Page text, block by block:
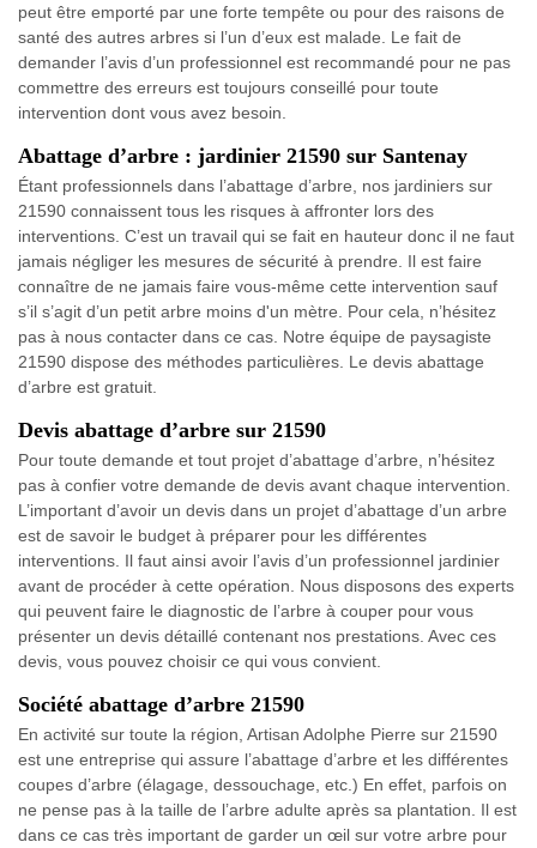
peut être emporté par une forte tempête ou pour des raisons de
santé des autres arbres si l’un d’eux est malade. Le fait de
demander l’avis d’un professionnel est recommandé pour ne pas
commettre des erreurs est toujours conseillé pour toute
intervention dont vous avez besoin.
Abattage d’arbre : jardinier 21590 sur Santenay
Étant professionnels dans l’abattage d’arbre, nos jardiniers sur
21590 connaissent tous les risques à affronter lors des
interventions. C’est un travail qui se fait en hauteur donc il ne faut
jamais négliger les mesures de sécurité à prendre. Il est faire
connaître de ne jamais faire vous-même cette intervention sauf
s’il s’agit d’un petit arbre moins d'un mètre. Pour cela, n’hésitez
pas à nous contacter dans ce cas. Notre équipe de paysagiste
21590 dispose des méthodes particulières. Le devis abattage
d’arbre est gratuit.
Devis abattage d’arbre sur 21590
Pour toute demande et tout projet d’abattage d’arbre, n’hésitez
pas à confier votre demande de devis avant chaque intervention.
L’important d’avoir un devis dans un projet d’abattage d’un arbre
est de savoir le budget à préparer pour les différentes
interventions. Il faut ainsi avoir l’avis d’un professionnel jardinier
avant de procéder à cette opération. Nous disposons des experts
qui peuvent faire le diagnostic de l’arbre à couper pour vous
présenter un devis détaillé contenant nos prestations. Avec ces
devis, vous pouvez choisir ce qui vous convient.
Société abattage d’arbre 21590
En activité sur toute la région, Artisan Adolphe Pierre sur 21590
est une entreprise qui assure l’abattage d’arbre et les différentes
coupes d’arbre (élagage, dessouchage, etc.) En effet, parfois on
ne pense pas à la taille de l’arbre adulte après sa plantation. Il est
dans ce cas très important de garder un œil sur votre arbre pour